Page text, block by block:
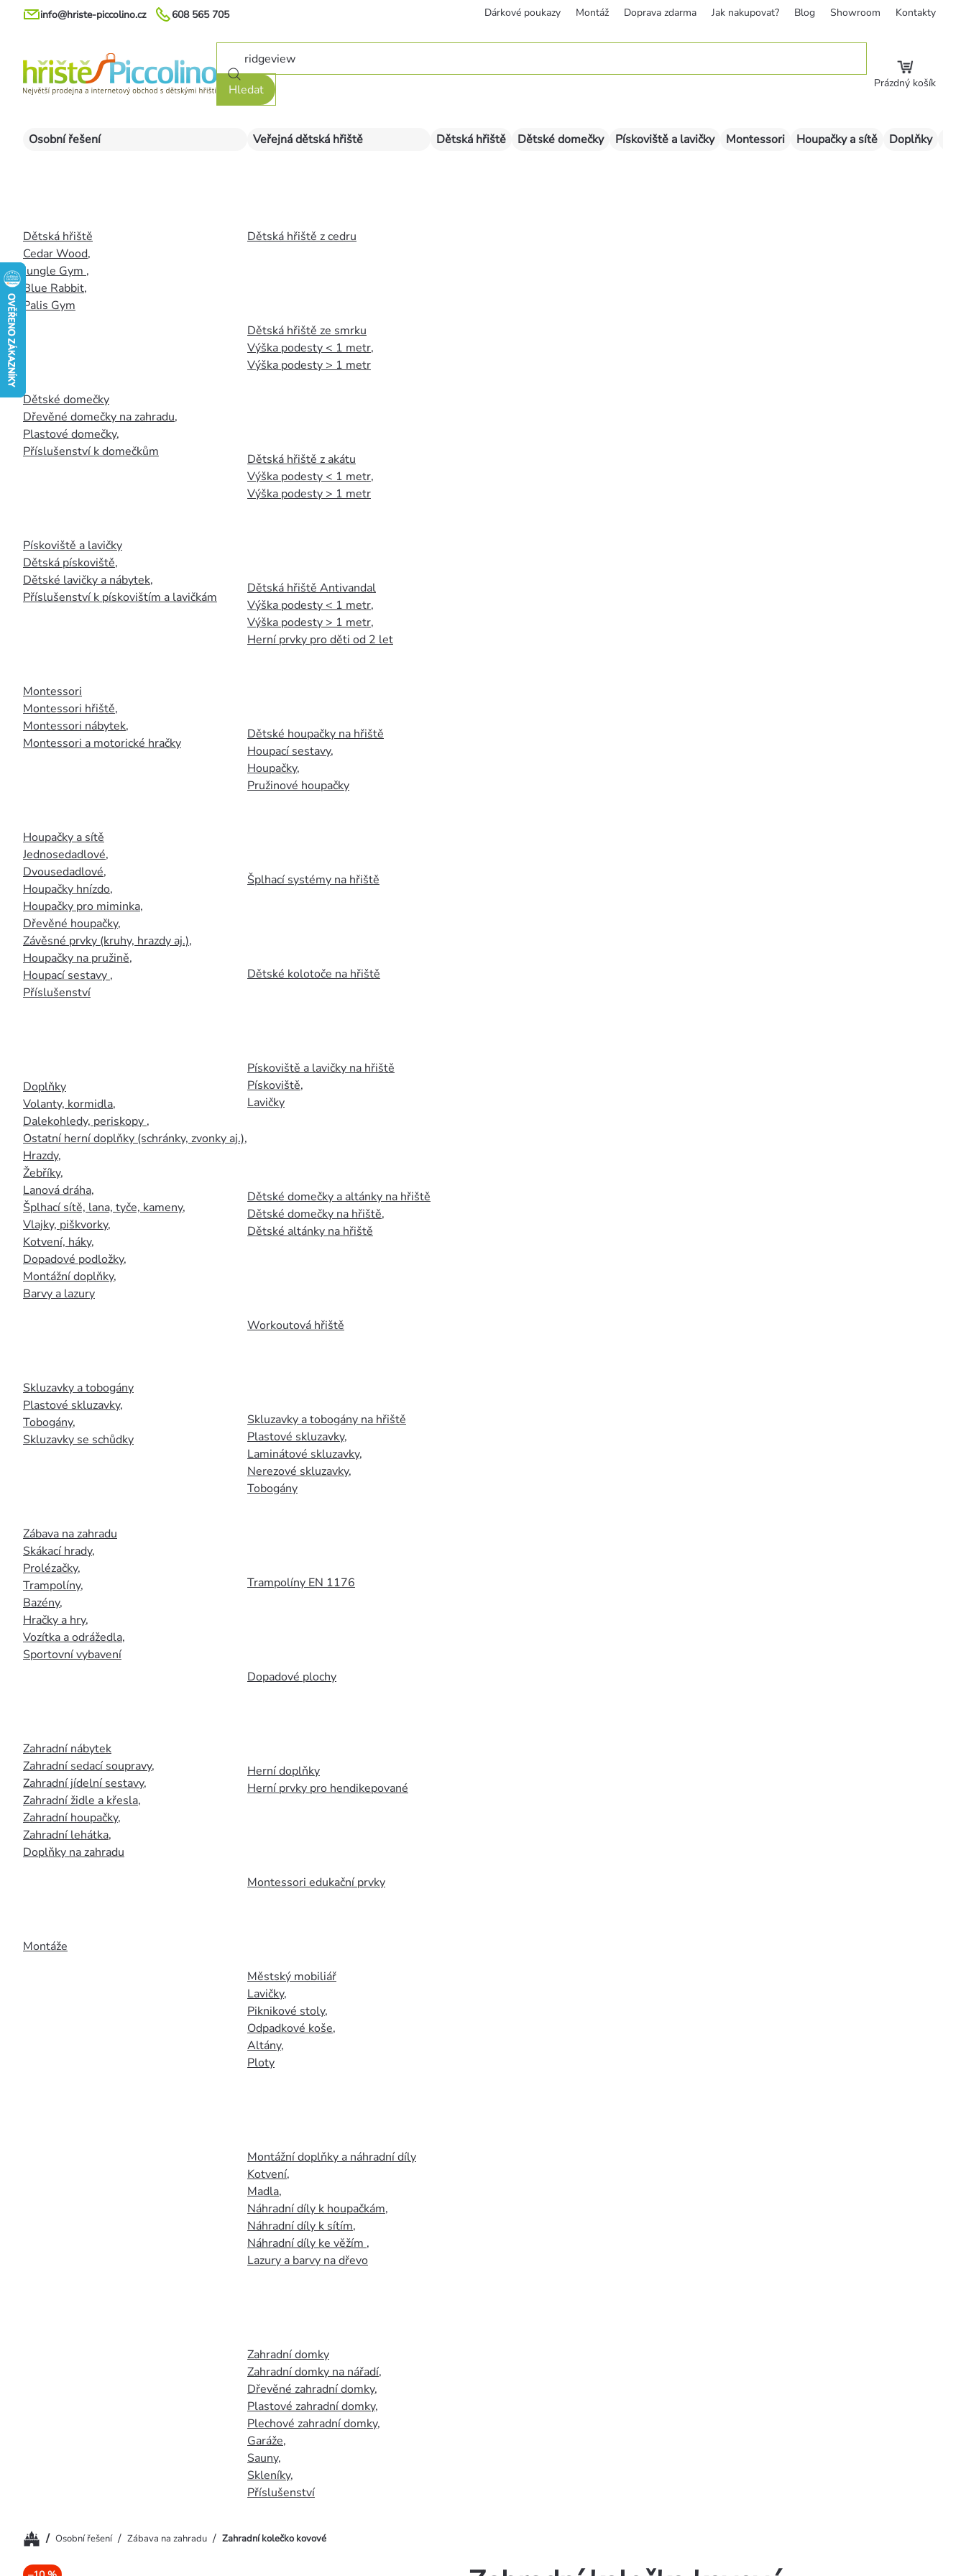
Přejít
608 565 705
info@hriste-piccolino.cz Dárkové poukazy Montáž Doprava zdarma Jak nakupovat? Blog Showroom Kontakty
Hledat Prázdný košík
Osobní řešení
Dětská hřiště
Cedar Wood,
Jungle Gym ,
Blue Rabbit,
Palis Gym
Dětské domečky
Dřevěné domečky na zahradu,
Plastové domečky,
Příslušenství k domečkům
Pískoviště a lavičky
Dětská pískoviště,
Dětské lavičky a nábytek,
Příslušenství k pískovištím a lavičkám
Montessori
Montessori hřiště,
Montessori nábytek,
Montessori a motorické hračky
Houpačky a sítě
Jednosedadlové,
Dvousedadlové,
Houpačky hnízdo,
Houpačky pro miminka,
Dřevěné houpačky,
Závěsné prvky (kruhy, hrazdy aj.),
Houpačky na pružině,
Houpací sestavy ,
Příslušenství
Doplňky
Volanty, kormidla,
Dalekohledy, periskopy ,
Ostatní herní doplňky (schránky, zvonky aj.),
Hrazdy,
Žebříky,
Lanová dráha,
Šplhací sítě, lana, tyče, kameny,
Vlajky, piškvorky,
Kotvení, háky,
Dopadové podložky,
Montážní doplňky,
Barvy a lazury
Skluzavky a tobogány
Plastové skluzavky,
Tobogány,
Skluzavky se schůdky
Zábava na zahradu
Skákací hrady,
Prolézačky,
Trampolíny,
Bazény,
Hračky a hry,
Vozítka a odrážedla,
Sportovní vybavení
Zahradní nábytek
Zahradní sedací soupravy,
Zahradní jídelní sestavy,
Zahradní židle a křesla,
Zahradní houpačky,
Zahradní lehátka,
Doplňky na zahradu
Montáže
Veřejná dětská hřiště
Dětská hřiště z cedru
Dětská hřiště ze smrku
Výška podesty < 1 metr,
Výška podesty > 1 metr
Dětská hřiště z akátu
Výška podesty < 1 metr,
Výška podesty > 1 metr
Dětská hřiště Antivandal
Výška podesty < 1 metr,
Výška podesty > 1 metr,
Herní prvky pro děti od 2 let
Dětské houpačky na hřiště
Houpací sestavy,
Houpačky,
Pružinové houpačky
Šplhací systémy na hřiště
Dětské kolotoče na hřiště
Pískoviště a lavičky na hřiště
Pískoviště,
Lavičky
Dětské domečky a altánky na hřiště
Dětské domečky na hřiště,
Dětské altánky na hřiště
Workoutová hřiště
Skluzavky a tobogány na hřiště
Plastové skluzavky,
Laminátové skluzavky,
Nerezové skluzavky,
Tobogány
Trampolíny EN 1176
Dopadové plochy
Herní doplňky
Herní prvky pro hendikepované
Montessori edukační prvky
Městský mobiliář
Lavičky,
Piknikové stoly,
Odpadkové koše,
Altány,
Ploty
Montážní doplňky a náhradní díly
Kotvení,
Madla,
Náhradní díly k houpačkám,
Náhradní díly k sítím,
Náhradní díly ke věžím ,
Lazury a barvy na dřevo
Zahradní domky
Zahradní domky na nářadí,
Dřevěné zahradní domky,
Plastové zahradní domky,
Plechové zahradní domky,
Garáže,
Sauny,
Skleníky,
Příslušenství
Dětská hřiště Dětské domečky Pískoviště a lavičky Montessori Houpačky a sítě Doplňky
Domů/ Osobní řešení / Zábava na zahradu / Zahradní kolečko kovové